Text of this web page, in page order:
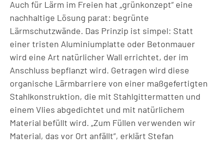
Auch für Lärm im Freien hat „grünkonzept“ eine
nachhaltige Lösung parat: begrünte
Lärmschutzwände. Das Prinzip ist simpel: Statt
einer tristen Aluminiumplatte oder Betonmauer
wird eine Art natürlicher Wall errichtet, der im
Anschluss bepflanzt wird. Getragen wird diese
organische Lärmbarriere von einer maßgefertigten
Stahlkonstruktion, die mit Stahlgittermatten und
einem Vlies abgedichtet und mit natürlichem
Material befüllt wird. „Zum Füllen verwenden wir
Material, das vor Ort anfällt“, erklärt Stefan